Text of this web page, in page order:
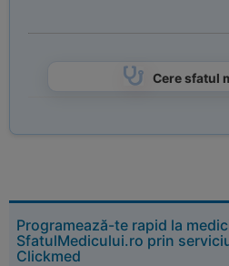
Cere sfatul
Programează-te rapid la
SfatulMedicului.ro prin
Clickmed